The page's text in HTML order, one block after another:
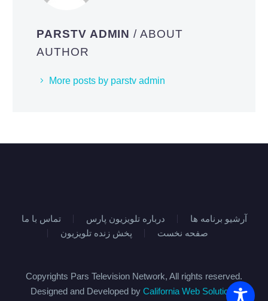
PARSTV ADMIN/ ABOUT
AUTHOR
More posts by parstv admin
تماس با ما درباره تلویزیون پارس
آرشیو برنامه ها
پخش زنده تلویزیون
صفحه نخست
Copyrights Pars Television Network, All rights reserved.
Designed and Developed by California Web Solutions